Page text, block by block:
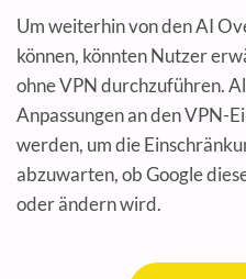
Um weiterhin von den AI
können, könnten Nutzer
ohne VPN durchzuführen.
Anpassungen an den VPN-
werden, um die
abzuwarten, ob Google
oder ändern wird.